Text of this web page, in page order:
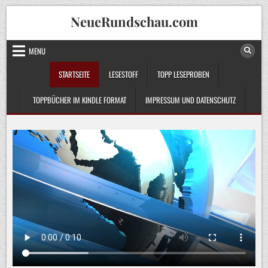
Skip
to
content
NeueRundschau.com
MENU
STARTSEITE
LESESTOFF TOPP LESEPROBEN
TOPPBÜCHER IM KINDLE FORMAT IMPRESSUM UND DATENSCHUTZ